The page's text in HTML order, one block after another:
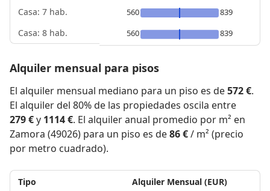
Casa: 7 hab.
Casa: 8 hab.
560
839
560
839
Alquiler mensual para pisos
El alquiler mensual mediano para un piso es de572 €.
El alquiler del 80% de las propiedades oscila entre
279 €y 1114 €. El alquiler anual promedio por m² en
Zamora (49026) para un piso es de86 €/ m² (precio
por metro cuadrado).
Tipo
Alquiler Mensual (EUR)